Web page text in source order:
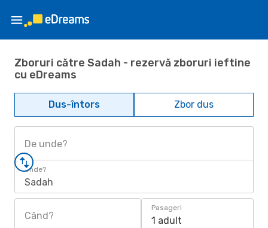
Zboruri către Sadah - rezervă zboruri ieftine
cu eDreams
Dus-întors Zbor dus
De unde?
Unde?
Sadah
Când?
Pasageri
1 adult